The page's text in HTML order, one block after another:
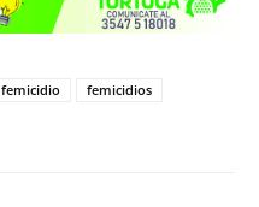
femicidio
femicidios